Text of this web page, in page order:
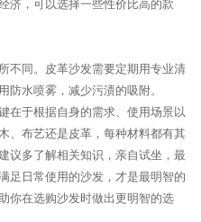
济，可以选择一些性价比高的款
不同。皮革沙发需要定期用专业清
防水喷雾，减少污渍的吸附。
在于根据自身的需求、使用场景以
、布艺还是皮革，每种材料都有其
议多了解相关知识，亲自试坐，最
足日常使用的沙发，才是最明智的
你在选购沙发时做出更明智的选